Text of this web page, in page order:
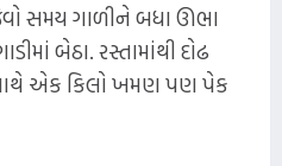
સમય ગાળીને બધા ઊભા
બેઠા. રસ્તામાંથી દોઢ
એક કિલો ખમણ પણ પેક